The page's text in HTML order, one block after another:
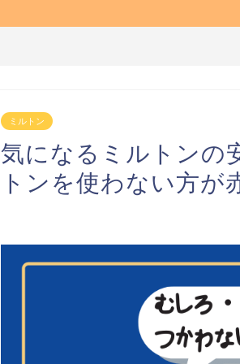
ミルトン
気になるミルトンの
トンを使わない方が